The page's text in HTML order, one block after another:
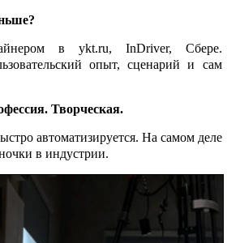
в ykt.ru, InDriver, Сбере.
опыт, сценарий и сам
Творческая.
автоматизируется. На самом деле
в индустрии.